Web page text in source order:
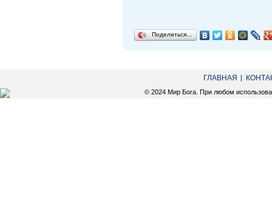
Поделиться…
ГЛАВНАЯ
© 2024 Мир Бога. При любом